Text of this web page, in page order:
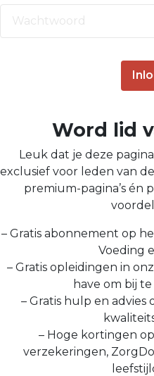
Word lid
Leuk dat je deze
exclusief voor leden van
premium-pagina’s én
– Gratis abonnement op
Voeding
– Gratis opleidingen in
have om bij
– Gratis hulp en advies
– Hoge kortingen
verzekeringen,